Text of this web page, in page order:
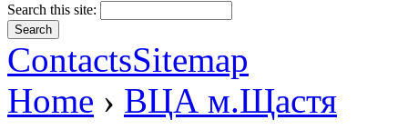
Search this site:
ContactsSitemap
Home › ВЦА м.Щастя